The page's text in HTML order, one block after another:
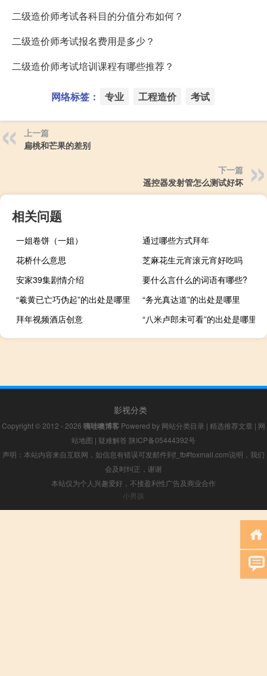
二级造价师考试各科目的分值分布如何？
二级造价师考试报名费用是多少？
二级造价师考试培训课程有哪些推荐？
网络标签： 专业 工程造价 考试
上一篇
扁桃和芒果的差别
下一篇
遥控器发射管怎么测试好坏
相关问题
一姐卷饼（一姐）
通过哪些方式拜年
花桥什么意思
芝麻花生元宵滚元宵好吃吗
安家39集剧情介绍
要什么言什么的词语有哪些?
“羲黄已亡巧伪起”的出处是哪里
“务光真达道”的出处是哪里
拜年视频酒店创意
“八米卢郎未可看”的出处是哪里
影视分类
Copyright © 2012 - 2026 咦哇噢博客 Powered by 网站分类目录 | 精选推荐文章 | 网
站地图 | 疑难解答 陕ICP备05444392号
声明：本站内容来自互联网，如信息有错误可发邮件到f_fb#foxmail.com说明，我们
会及时纠正，谢谢
本站仅为个人兴趣爱好，不接盈利性广告及商业合作
小男孩